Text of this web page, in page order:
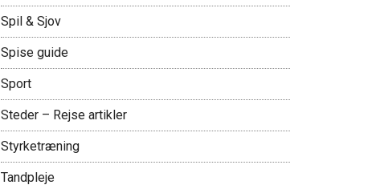
Spil & Sjov
Spise guide
Sport
Steder – Rejse artikler
Styrketræning
Tandpleje